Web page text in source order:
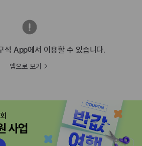
석 App에서 이용할 수 있습니다.
앱으로 보기